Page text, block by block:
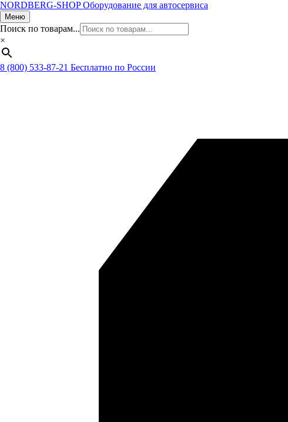
NORDBERG-SHOP Оборудование для автосервиса
Меню
Поиск по товарам...
×
8 (800) 533-87-21 Бесплатно по России